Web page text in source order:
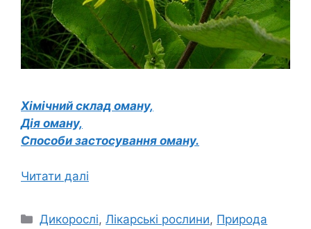
Хімічний склад оману,
Дія оману,
Способи застосування оману.
Читати далі
Категорії
Дикорослі,Лікарські рослини, Природа